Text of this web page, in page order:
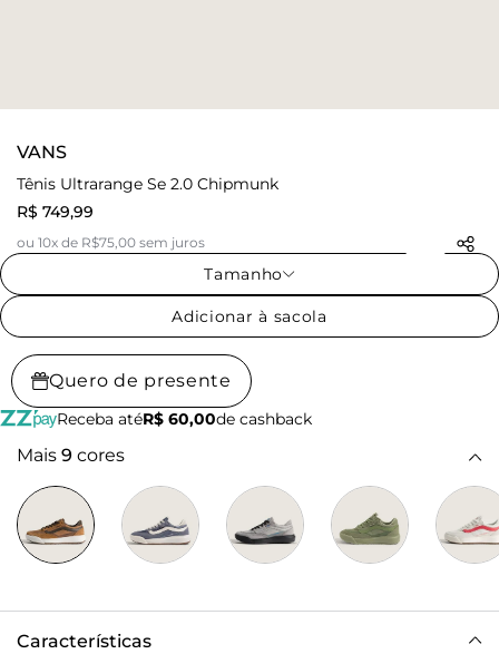
VANS
Tênis Ultrarange Se 2.0 Chipmunk
R$ 749,99
ou 10x de R$75,00 sem juros
Tamanho
Adicionar à sacola
Quero de presente
Receba atéR$ 60,00de cashback
Mais 9 cores
Características